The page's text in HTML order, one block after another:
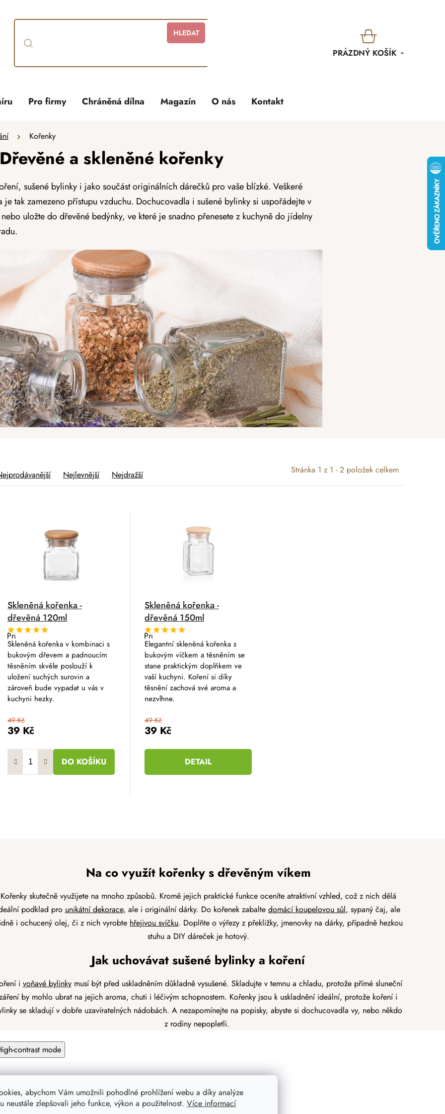
abychom Vám umožnili pohodlné prohlížení webu a díky analýze
neustále zlepšovali jeho funkce, výkon a použitelnost. Více informací
HLEDAT
KOŠÍK
PRÁZDNÝ KOŠÍK
Pro firmy Chráněná dílna Magazín O nás Kontakt
Kořenky
Dřevěné a skleněné kořenky
sušené bylinky i jako součást originálních dárečků pro vaše blízké. Veškeré
je tak zamezeno přístupu vzduchu. Dochucovadla i sušené bylinkysi uspořádejte v
uložte dodřevěné bedýnky, ve které je snadno přenesete z kuchyně do jídelny
Stránka 1 z 1 -2 položek celkem
Nejlevnější Nejdražší
Skleněná kořenka -
dřevěná 120ml
Průměrné
hodnocení
produktu
je
5,0
z
5
hvězdiček.
39 Kč
49 Kč
DO KOŠÍKU
Skleněná kořenka v kombinaci s
bukovým dřevem a padnoucím
těsněním skvěle poslouží k
uložení suchých surovin a
zároveň bude vypadat u vás v
kuchyni hezky.
Skleněná kořenka -
dřevěná 150ml
Průměrné
hodnocení
produktu
je
5,0
z
5
hvězdiček.
39 Kč
49 Kč
DETAIL
Elegantní skleněná kořenka s
bukovým víčkem a těsněním se
stane praktickým doplňkem ve
vaší kuchyni. Koření si díky
těsnění zachová své aroma a
nezvlhne.
d
a
c
í
p
r
v
y
v
ý
p
i
s
u
Na co využít kořenky s dřevěným víkem
Kořenky skutečně využijete na mnoho způsobů. Kromě jejich praktické funkce oceníte atraktivní vzhled, což z nich dělá
podklad pro unikátní dekorace, ale i originální dárky. Do kořenek zabalte domácí koupelovou sůl, sypaný čaj, ale
i ochucený olej, či z nich vyrobte hřejivou svíčku. Doplňte o výřezy z překližky, jmenovky na dárky, případně hezkou
stuhu a DIY dáreček je hotový.
Jak uchovávat sušené bylinky a koření
i voňavé bylinkymusí být před uskladněním důkladně vysušené. Skladujte v temnu a chladu, protože přímé sluneční
by mohlo ubrat na jejich aroma, chuti i léčivým schopnostem. Kořenky jsou k uskladnění ideální, protože koření i
se skladují v dobře uzavíratelných nádobách. A nezapomínejte na popisky, abyste si dochucovadla vy, nebo někdo
z rodiny nepopletli.
contrast mode
Vybrali jsme pro Vás